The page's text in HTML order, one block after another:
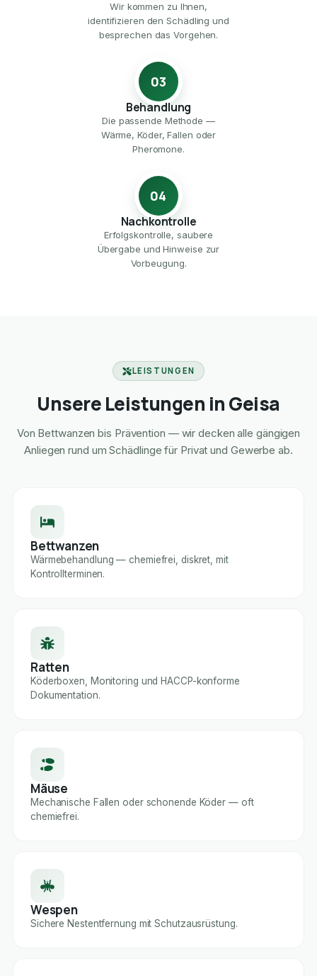
Wir kommen zu Ihnen,
identifizieren den Schädling und
besprechen das Vorgehen.
03
Behandlung
Die passende Methode —
Wärme, Köder, Fallen oder
Pheromone.
04
Nachkontrolle
Erfolgskontrolle, saubere
Übergabe und Hinweise zur
Vorbeugung.
LEISTUNGEN
Unsere Leistungen in Geisa
Von Bettwanzen bis Prävention — wir decken alle gängigen
Anliegen rund um Schädlinge für Privat und Gewerbe ab.
Bettwanzen
Wärmebehandlung — chemiefrei, diskret, mit
Kontrollterminen.
Ratten
Köderboxen, Monitoring und HACCP-konforme
Dokumentation.
Mäuse
Mechanische Fallen oder schonende Köder — oft
chemiefrei.
Wespen
Sichere Nestentfernung mit Schutzausrüstung.